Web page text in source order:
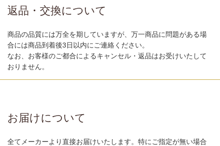
返品・交換について
商品の品質には万全を期していますが、万一商品に問題がある場
合には商品到着後3日以内にご連絡ください。
なお、お客様のご都合によるキャンセル・返品はお受けいたして
おりません。
お届けについて
全てメーカーより直接お届けいたします。特にご指定が無い場合